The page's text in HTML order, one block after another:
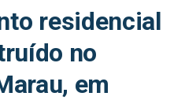
residencial
no
em